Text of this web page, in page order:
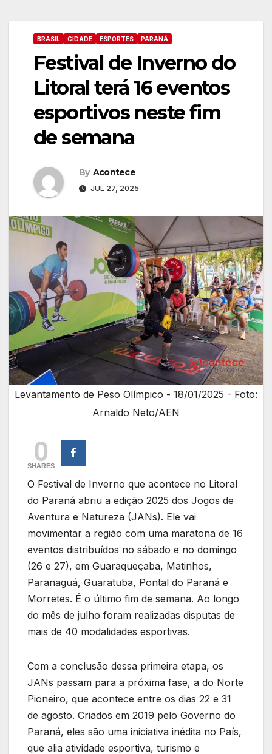
BRASIL CIDADE ESPORTES PARANÁ
Festival de Inverno do
Litoral terá 16 eventos
esportivos neste fim
de semana
By Acontece
JUL 27, 2025
Levantamento de Peso Olímpico - 18/01/2025 - Foto:
Arnaldo Neto/AEN
0
SHARES
O Festival de Inverno que acontece no Litoral
do Paraná abriu a edição 2025 dos Jogos de
Aventura e Natureza (JANs). Ele vai
movimentar a região com uma maratona de 16
eventos distribuídos no sábado e no domingo
(26 e 27), em Guaraqueçaba, Matinhos,
Paranaguá, Guaratuba, Pontal do Paraná e
Morretes. É o último fim de semana. Ao longo
do mês de julho foram realizadas disputas de
mais de 40 modalidades esportivas.
Com a conclusão dessa primeira etapa, os
JANs passam para a próxima fase, a do Norte
Pioneiro, que acontece entre os dias 22 e 31
de agosto. Criados em 2019 pelo Governo do
Paraná, eles são uma iniciativa inédita no País,
que alia atividade esportiva, turismo e